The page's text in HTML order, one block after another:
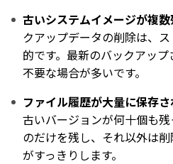
古いシステムイメージが複数
クアップデータの削除は、
的です。最新のバックアッ
不要な場合が多いです。
ファイル履歴が大量に保存
古いバージョンが何十個も
のだけを残し、それ以外は
がすっきりします。